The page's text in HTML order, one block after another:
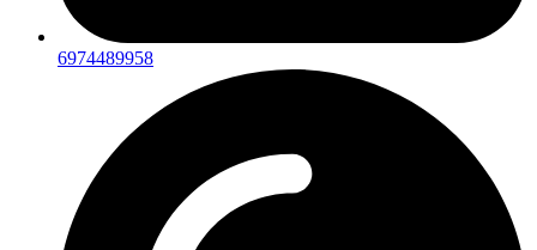
6974489958